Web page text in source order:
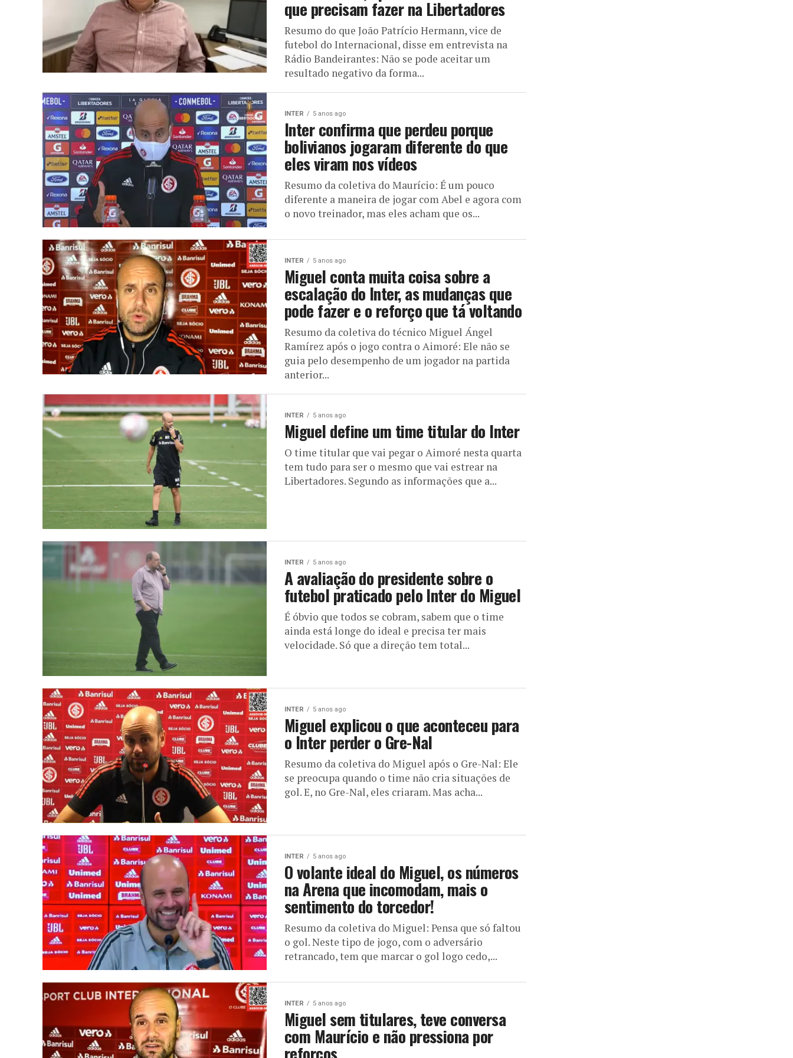
que precisam fazer na Libertadores
Resumo do que João Patrício Hermann, vice de
futebol do Internacional, disse em entrevista na
Rádio Bandeirantes: Não se pode aceitar um
resultado negativo da forma...
INTER 5 anos ago
Inter confirma que perdeu porque
bolivianos jogaram diferente do que
eles viram nos vídeos
Resumo da coletiva do Maurício: É um pouco
diferente a maneira de jogar com Abel e agora com
o novo treinador, mas eles acham que os...
INTER 5 anos ago
Miguel conta muita coisa sobre a
escalação do Inter, as mudanças que
pode fazer e o reforço que tá voltando
Resumo da coletiva do técnico Miguel Ángel
Ramírez após o jogo contra o Aimoré: Ele não se
guia pelo desempenho de um jogador na partida
anterior...
INTER 5 anos ago
Miguel define um time titular do Inter
O time titular que vai pegar o Aimoré nesta quarta
tem tudo para ser o mesmo que vai estrear na
Libertadores. Segundo as informações que a...
INTER 5 anos ago
A avaliação do presidente sobre o
futebol praticado pelo Inter do Miguel
É óbvio que todos se cobram, sabem que o time
ainda está longe do ideal e precisa ter mais
velocidade. Só que a direção tem total...
INTER 5 anos ago
Miguel explicou o que aconteceu para
o Inter perder o Gre-Nal
Resumo da coletiva do Miguel após o Gre-Nal: Ele
se preocupa quando o time não cria situações de
gol. E, no Gre-Nal, eles criaram. Mas acha...
INTER 5 anos ago
O volante ideal do Miguel, os números
na Arena que incomodam, mais o
sentimento do torcedor!
Resumo da coletiva do Miguel: Pensa que só faltou
o gol. Neste tipo de jogo, com o adversário
retrancado, tem que marcar o gol logo cedo,...
INTER 5 anos ago
Miguel sem titulares, teve conversa
com Maurício e não pressiona por
reforços